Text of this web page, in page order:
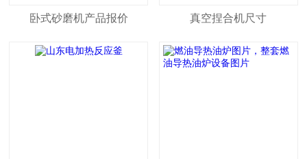
卧式砂磨机产品报价 真空捏合机尺寸